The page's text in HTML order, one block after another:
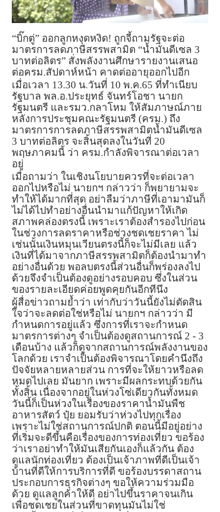
“บิ๊กตู่” ออกลูกหงุดหงิด! ถูกจี้ถามรัฐจะต่อ
มาตรการลดภาษีสรรพสามิต “น้ำมันดีเซล 3
บาทต่อลิตร” สั่งพลังงานศึกษารายงานเสนอ
ต่อครม.สัปดาห์หน้า คาดต่ออายุออกไปอีก
เมื่อเวลา 13.30 น.วันที่ 10 พ.ค.65 ที่ทำเนียบ
รัฐบาล พล.อ.ประยุทธ์ จันทร์โอชา นายก
รัฐมนตรี และรมว.กลาโหม ให้สัมภาษณ์ภาย
หลังการประชุมคณะรัฐมนตรี (ครม.) ถึง
มาตรการการลดภาษีสรรพสามิตน้ำมันดีเซล
3 บาทต่อลิตร จะสิ้นสุดลงในวันที่ 20
พฤษภาคมนี้ ว่า ครม.กำลังพิจารณาต่อเวลา
อยู่
เมื่อถามว่า ในเชิงนโยบายควรที่จะต่อเวลา
ออกไปหรือไม่ นายกฯ กล่าวว่า ก็พยายามจะ
ทำให้ได้มากที่สุด อย่าลืมว่าภาษีที่เอามามันก็
ไม่ได้ไปทำอย่างอื่นนำมาแก้ปัญหาให้เกิด
สภาพคล่องตรงนี้ เพราะเราต้องสำรองไปก่อน
ในช่วงการลดราคาหรือช่วงชดเชยราคา ไม่
เช่นนั้นเงินหมุนเวียนตรงนี้ก็จะไม่มีเลย แล้ว
เงินที่ได้มาจากภาษีสรรพสามิตก็ต้องนำมาทำ
อย่างอื่นด้วย พอลบตรงนี้ส่วนอื่นก็พร่องลงไป
ด้วยจึงจำเป็นต้องดูอย่างรอบคอบ ซึ่งในส่วน
ของรายละเอียดค่อยพูดคุยกันอีกทีนึง
ผู้สื่อข่าวถามย้ำว่า เท่ากับว่าวันนี้ยังไม่ตัดสิน
ใจว่าจะลดต่อใช่หรือไม่ นายกฯ กล่าวว่า มี
กำหนดการอยู่แล้ว ซึ่งการที่เราจะกำหนด
มาตรการต่างๆ จำเป็นต้องดูสถานการณ์ 2 - 3
เดือนบ้าง แล้วก็ดูจากสถานการณ์พลังงานของ
โลกด้วย เราจำเป็นต้องพิจารณาโดยคำนึงถึง
ปัจจัยหลายหลายส่วน การที่จะให้ยาวหรือลด
หมดไปเลย มันยาก เพราะมีผลกระทบด้วยกัน
ทั้งสิ้น เนื่องจากอยู่ในห่วงโซ่เดียวกันทั้งหมด
วันนี้ก็เป็นห่วงในเรื่องของราคาน้ำมันพืช
อาหารสัตว์ ปุ๋ย ยอมรับว่าห่วงไปทุกเรื่อง
เพราะไม่ใช่สถานการณ์ปกติ ตอนนี้มีอยู่อย่าง
ที่เริ่มจะดีขึ้นคือเรื่องของการท่องเที่ยว ขอร้อง
ว่าเราอย่าทำให้มันเสียกันเองก็แล้วกัน ต้อง
ดูแลนักท่องเที่ยว ต้องเป็นเจ้าภาพที่ดีเป็นเจ้า
บ้านที่ดีให้การบริการที่ดี ขอร้องบรรดาสถาน
ประกอบการธุรกิจต่างๆ ขอให้ความร่วมมือ
ด้วย ดูแลลูกค้าให้ดี อย่าไปขึ้นราคาจนเกิน
เพื่อชดเชยในส่วนที่ขาดทุนมันไม่ใช่